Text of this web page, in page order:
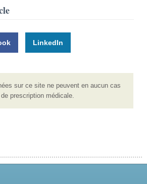
LinkedIn
sur ce site ne peuvent en aucun cas
prescription médicale.